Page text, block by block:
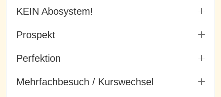
KEIN Abosystem!
Prospekt
Perfektion
Mehrfachbesuch / Kurswechsel